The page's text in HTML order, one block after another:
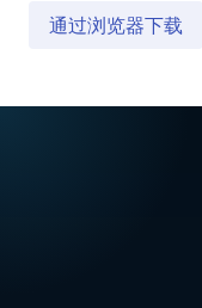
通过浏览器下载